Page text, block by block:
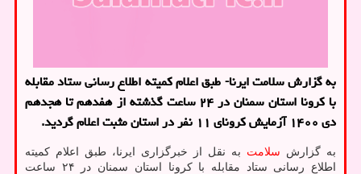
به گزارش سلامت ایرنا- طبق اعلام کمیته اطلاع رسانی ستاد مقابله
با کرونا استان سمنان در ۲۴ ساعت گذشته از هفدهم تا هجدهم
دی ۱۴۰۰ آزمایش کرونای ۱۱ نفر در استان مثبت اعلام گردید.
به گزارش سلامت به نقل از خبرگزاری ایرنا، طبق اعلام کمیته
اطلاع رسانی ستاد مقابله با کرونا استان سمنان در ۲۴ ساعت